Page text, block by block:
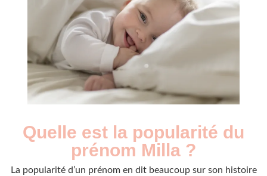
Quelle est la popularité du
prénom Milla ?
La popularité d’un prénom en dit beaucoup sur son histoire
Année
Nouveaux-
nés
2010
135